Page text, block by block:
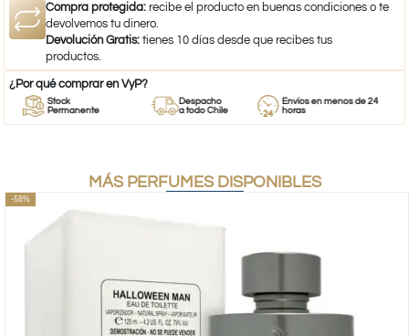
Compra protegida: recibe el producto en buenas condiciones o te
devolvemos tu dinero.
Devolución Gratis: tienes 10 días desde que recibes tus
productos.
¿Por qué comprar en VyP?
Stock
Permanente
Despacho
a todo Chile
Envíos en menos de 24
horas
MÁS PERFUMES DISPONIBLES
-58%